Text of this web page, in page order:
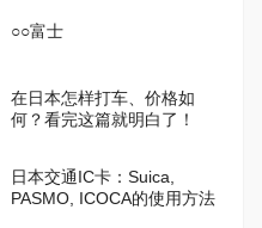
○○富士
在日本怎样打车、价格如
何？看完这篇就明白了！
日本交通IC卡：Suica,
PASMO, ICOCA的使用方法